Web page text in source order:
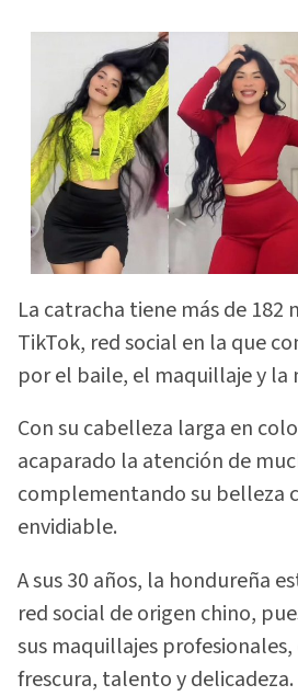
La catracha tiene más de 182
TikTok, red social en la que
por el baile, el maquillaje y la
Con su cabelleza larga en
acaparado la atención de
complementando su belleza
envidiable.
A sus 30 años, la hondureña
red social de origen chino,
sus maquillajes
frescura, talento y delicadeza.